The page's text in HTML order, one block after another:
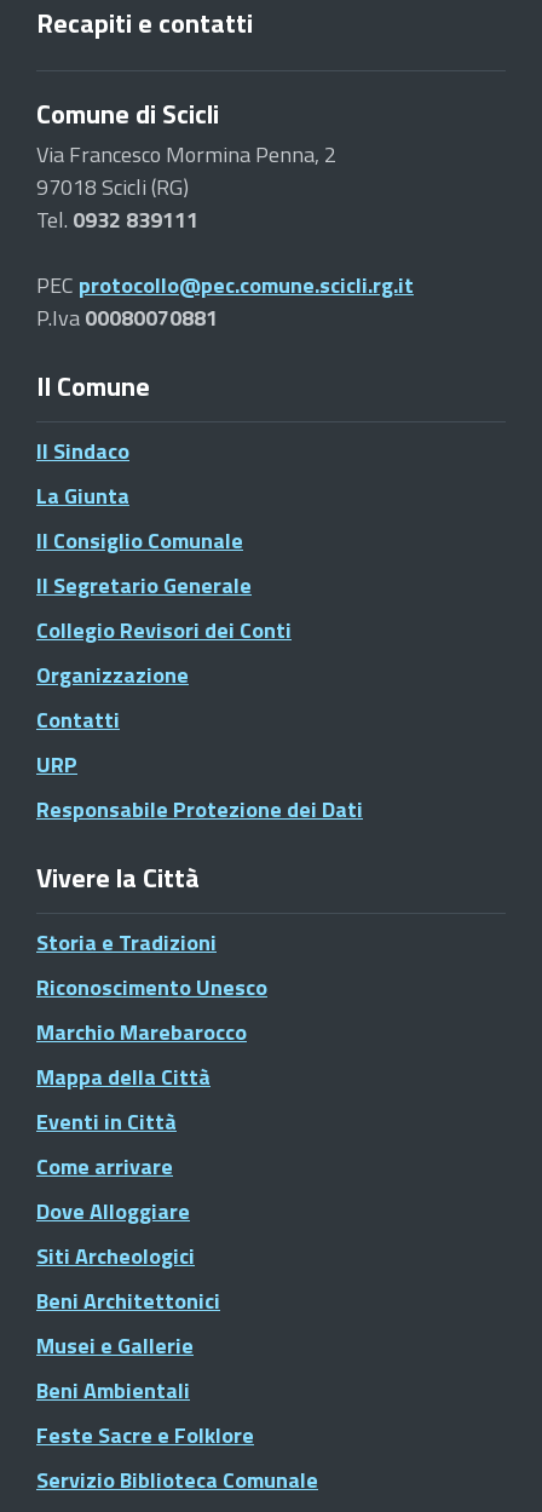
Recapiti e contatti
Comune di Scicli
Via Francesco Mormina Penna, 2
97018 Scicli (RG)
Tel. 0932 839111
PEC protocollo@pec.comune.scicli.rg.it
P.Iva00080070881
Il Comune
Il Sindaco
La Giunta
Il Consiglio Comunale
Il Segretario Generale
Collegio Revisori dei Conti
Organizzazione
Contatti
URP
Responsabile Protezione dei Dati
Vivere la Città
Storia e Tradizioni
Riconoscimento Unesco
Marchio Marebarocco
Mappa della Città
Eventi in Città
Come arrivare
Dove Alloggiare
Siti Archeologici
Beni Architettonici
Musei e Gallerie
Beni Ambientali
Feste Sacre e Folklore
Servizio Biblioteca Comunale